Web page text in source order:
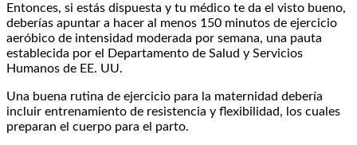
Entonces, si estás dispuesta y tu médico te da el visto bueno,
deberías apuntar a hacer al menos 150 minutos de ejercicio
aeróbico de intensidad moderada por semana, una pauta
establecida por el Departamento de Salud y Servicios
Humanos de EE. UU.
Una buena rutina de ejercicio para la maternidad debería
incluir entrenamiento de resistencia y flexibilidad, los cuales
preparan el cuerpo para el parto.